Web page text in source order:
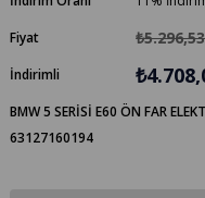
Fiyat
₺5.296,53
İndirimli
BMW 5 SERİSİ E60 ÖN FAR
63127160194